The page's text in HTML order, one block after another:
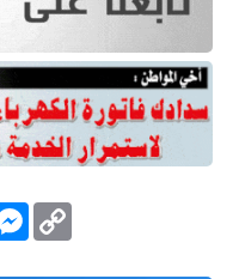
Copy
Link